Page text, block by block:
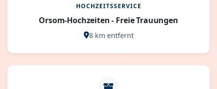
HOCHZEITSSERVICE
Orsom-Hochzeiten - Freie Trauungen
8 km entfernt